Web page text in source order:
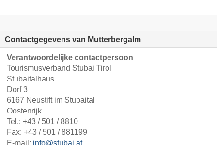
Contactgegevens van Mutterbergalm
Verantwoordelijke contactpersoon
Tourismusverband Stubai Tirol
Stubaitalhaus
Dorf 3
6167 Neustift im Stubaital
Oostenrijk
Tel.: +43 / 501 / 8810
Fax: +43 / 501 / 881199
E-mail: info@stubai.at